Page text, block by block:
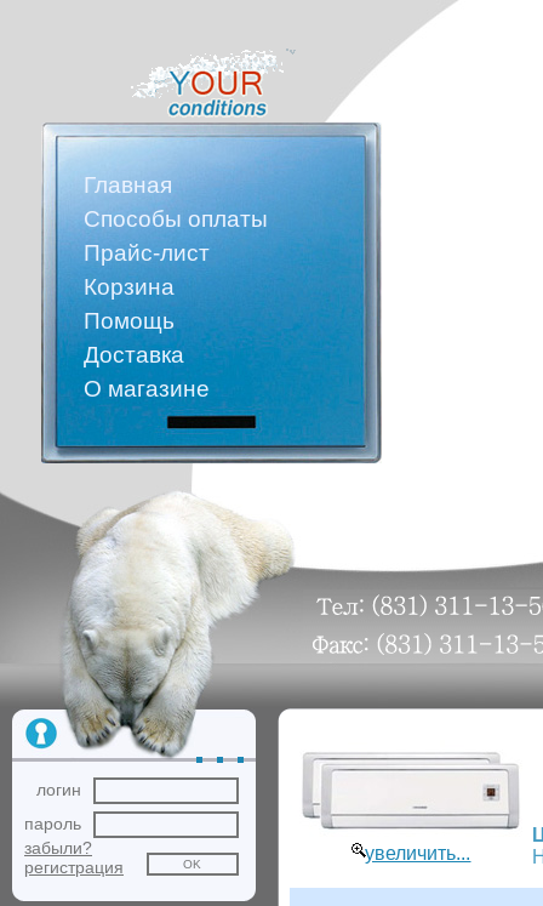
Главная
Способы оплаты
Прайс-лист
Корзина
Помощь
Доставка
О магазине
логин
пароль
забыли?
регистрация
увеличить...